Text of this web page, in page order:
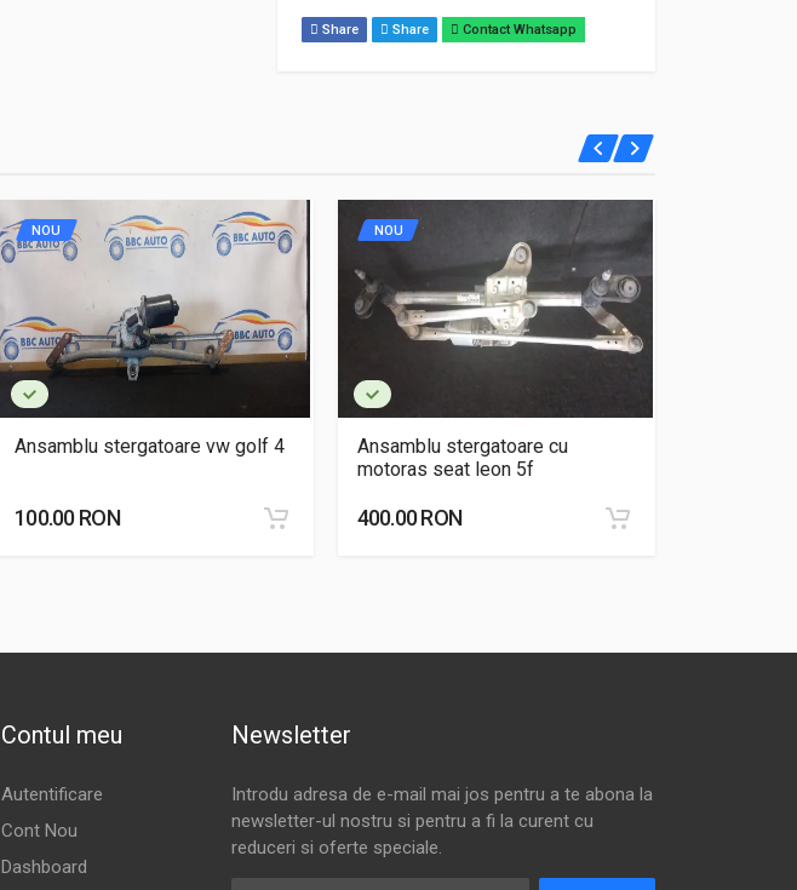
Share Share Contact Whatsapp
NOU
Ansamblu stergatoare vw golf 4
100.00 RON
NOU
Ansamblu stergatoare cu
motoras seat leon 5f
400.00 RON
Contul meu
Autentificare
Cont Nou
Dashboard
Newsletter
Introdu adresa de e-mail mai jos pentru a te abona la
newsletter-ul nostru si pentru a fi la curent cu
reduceri si oferte speciale.